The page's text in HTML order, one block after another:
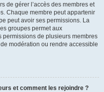
de gérer l’accès des membres et
Chaque membre peut appartenir
peut avoir ses permissions. La
groupes permet aux
de plusieurs membres
modération ou rendre accessible
et comment les rejoindre ?